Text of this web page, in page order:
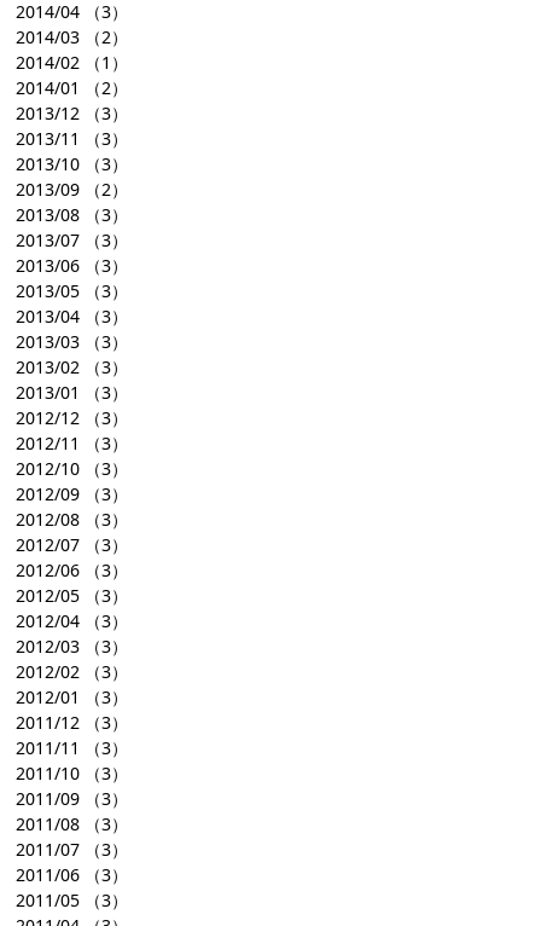
2014/04 （3）
2014/03 （2）
2014/02 （1）
2014/01
（2）
2013/12 （3）
2013/11
（3）
2013/10 （3）
2013/09 （2）
2013/08 （3）
2013/07 （3）
2013/06 （3）
2013/05 （3）
2013/04 （3）
2013/03 （3）
2013/02 （3）
2013/01
（3）
2012/12 （3）
2012/11
（3）
2012/10 （3）
2012/09 （3）
2012/08 （3）
2012/07 （3）
2012/06 （3）
2012/05 （3）
2012/04 （3）
2012/03 （3）
2012/02 （3）
2012/01
（3）
2011/12 （3）
2011/11
（3）
2011/10 （3）
2011/09 （3）
2011/08 （3）
2011/07 （3）
2011/06 （3）
2011/05 （3）